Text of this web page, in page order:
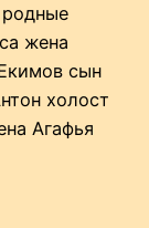
родные
жена
сын
холост
Агафья